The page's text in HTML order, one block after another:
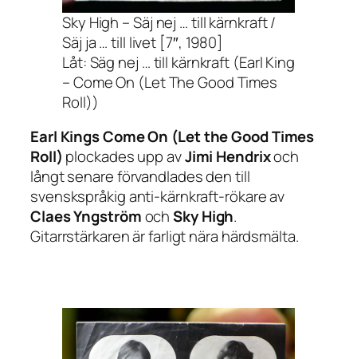
Sky High – Säj nej … till kärnkraft /
Säj ja … till livet [7″, 1980]
Låt: Säg nej … till kärnkraft (Earl King
– Come On (Let The Good Times
Roll))
Earl KingsCome On (Let the Good Times
Roll) plockades upp avJimi Hendrixoch
långt senare förvandlades den till
svenskspråkig anti-kärnkraft-rökare av
Claes YngströmochSky High.
Gitarrstärkaren är farligt nära härdsmälta.